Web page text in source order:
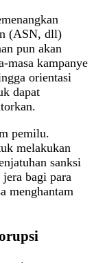
(ASN, dll)
pun akan
masa kampanye
orientasi
dapat
pemilu.
melakukan
sanksi
bagi para
menghantam